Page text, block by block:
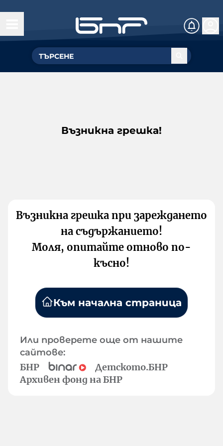
Възникна грешка!
Възникна грешка при зареждането
на съдържанието!
Моля, опитайте отново по-
късно!
Към начална страница
Или проверете още от нашите
сайтове:
БНР
Детското.БНР
Архивен фонд на БНР